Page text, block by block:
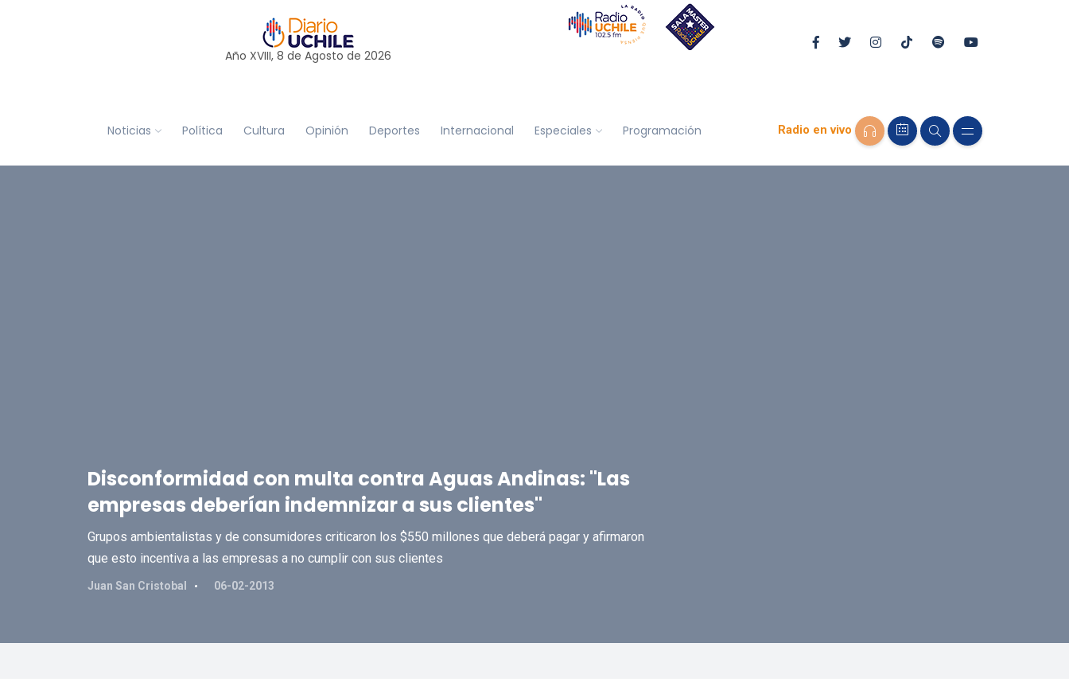
Año XVIII, 8 de Agosto de 2026
Noticias Política Cultura Opinión Deportes Internacional Especiales Programación Radio en vivo
Disconformidad con multa contra Aguas Andinas: "Las
empresas deberían indemnizar a sus clientes"
Grupos ambientalistas y de consumidores criticaron los $550 millones que deberá pagar y afirmaron
que esto incentiva a las empresas a no cumplir con sus clientes
Juan San Cristobal 06-02-2013